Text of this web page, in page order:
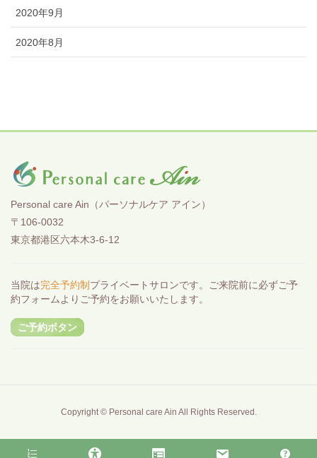
2020年9月
2020年8月
Personal care Ain（パーソナルケア アイン）
〒106-0032
東京都港区六本木3-6-12
当院は完全予約制 プライベートサロンです。ご来院前に必ずご予
約フォームよりご予約をお願いいたします。
ご予約ボタン
Copyright © Personal care Ain All Rights Reserved.